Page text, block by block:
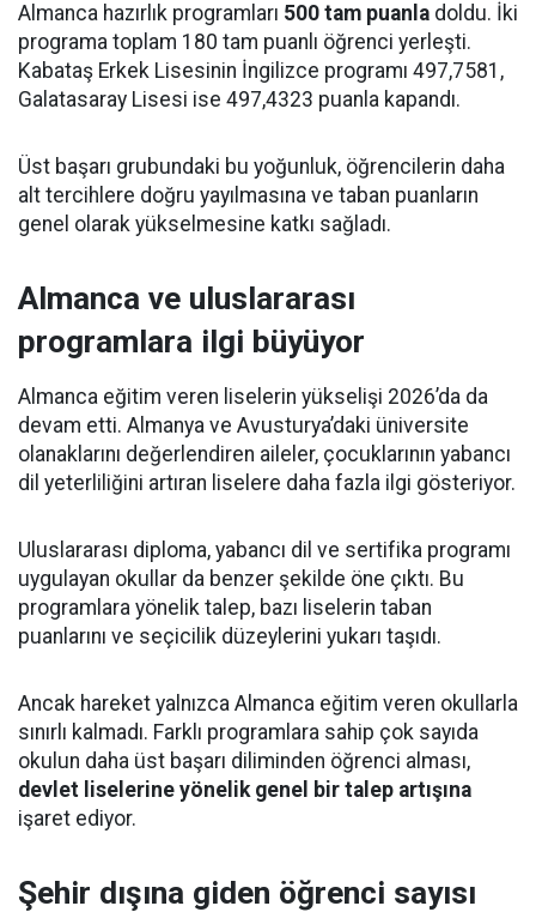
Almanca hazırlık programları 500 tam puanla doldu. İki
programa toplam 180 tam puanlı öğrenci yerleşti.
Kabataş Erkek Lisesinin İngilizce programı 497,7581,
Galatasaray Lisesi ise 497,4323 puanla kapandı.
Üst başarı grubundaki bu yoğunluk, öğrencilerin daha
alt tercihlere doğru yayılmasına ve taban puanların
genel olarak yükselmesine katkı sağladı.
Almanca ve uluslararası
programlara ilgi büyüyor
Almanca eğitim veren liselerin yükselişi 2026’da da
devam etti. Almanya ve Avusturya’daki üniversite
olanaklarını değerlendiren aileler, çocuklarının yabancı
dil yeterliliğini artıran liselere daha fazla ilgi gösteriyor.
Uluslararası diploma, yabancı dil ve sertifika programı
uygulayan okullar da benzer şekilde öne çıktı. Bu
programlara yönelik talep, bazı liselerin taban
puanlarını ve seçicilik düzeylerini yukarı taşıdı.
Ancak hareket yalnızca Almanca eğitim veren okullarla
sınırlı kalmadı. Farklı programlara sahip çok sayıda
okulun daha üst başarı diliminden öğrenci alması,
devlet liselerine yönelik genel bir talep artışına
işaret ediyor.
Şehir dışına giden öğrenci sayısı